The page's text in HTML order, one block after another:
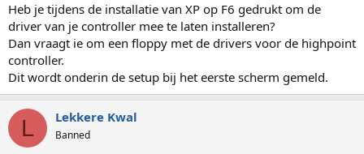
Heb je tijdens de installatie van XP op F6 gedrukt om de
driver van je controller mee te laten installeren?
Dan vraagt ie om een floppy met de drivers voor de highpoint
controller.
Dit wordt onderin de setup bij het eerste scherm gemeld.
L Lekkere Kwal
Banned